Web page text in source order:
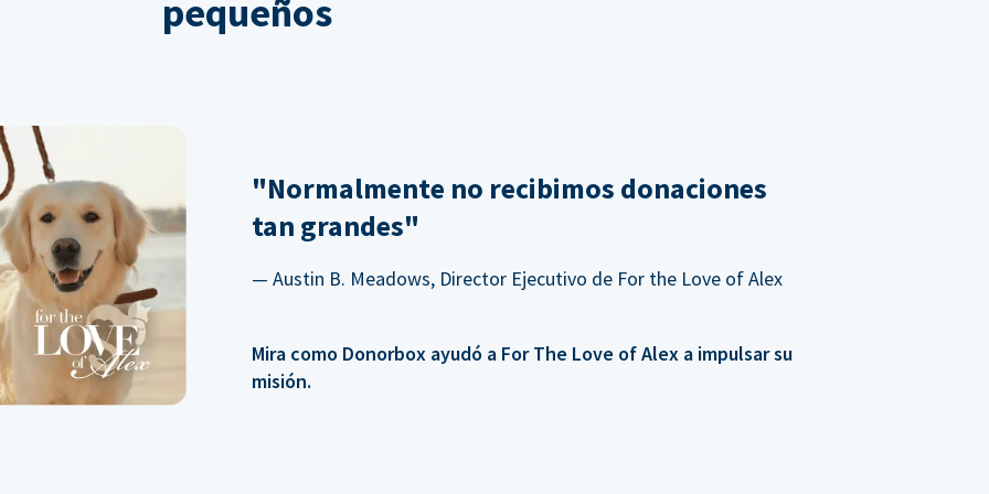
pequeños
"Normalmente no recibimos donaciones
tan grandes"
— Austin B. Meadows, Director Ejecutivo de For the Love of Alex
Mira como Donorbox ayudó a For The Love of Alex a impulsar su
misión.